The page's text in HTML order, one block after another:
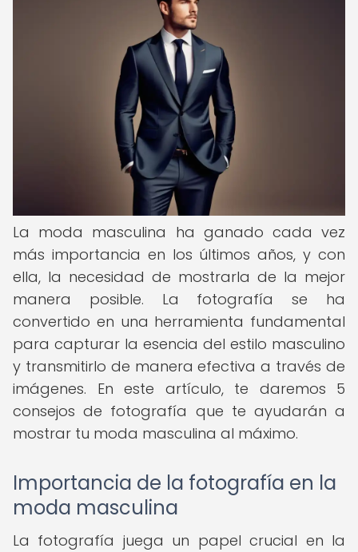
La moda masculina ha ganado cada vez
más importancia en los últimos años, y con
ella, la necesidad de mostrarla de la mejor
manera posible. La fotografía se ha
convertido en una herramienta fundamental
para capturar la esencia del estilo masculino
y transmitirlo de manera efectiva a través de
imágenes. En este artículo, te daremos 5
consejos de fotografía que te ayudarán a
mostrar tu moda masculina al máximo.
Importancia de la fotografía en la
moda masculina
La fotografía juega un papel crucial en la